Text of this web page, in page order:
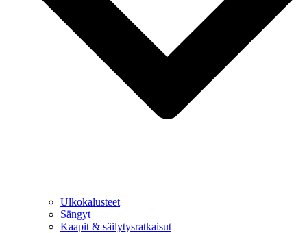
Ulkokalusteet
Sängyt
Kaapit & säilytysratkaisut